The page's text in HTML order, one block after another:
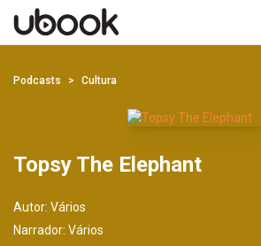
Podcasts Cultura
Topsy The Elephant
Autor: Vários
Narrador: Vários